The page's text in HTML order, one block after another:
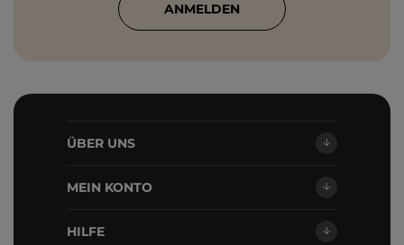
ANMELDEN
ÜBER UNS
MEIN KONTO
HILFE